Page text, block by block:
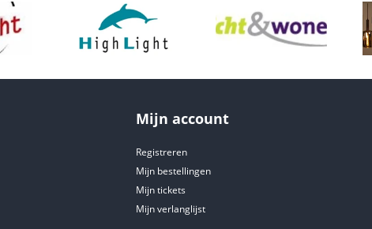
Mijn account
Registreren
Mijn bestellingen
Mijn tickets
Mijn verlanglijst